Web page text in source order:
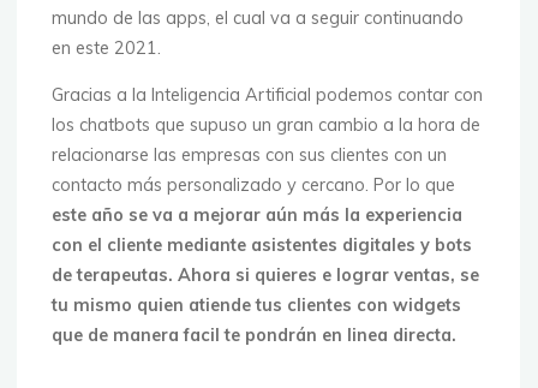
mundo de las apps, el cual va a seguir continuando
en este 2021.
Gracias a la Inteligencia Artificial podemos contar con
los chatbots que supuso un gran cambio a la hora de
relacionarse las empresas con sus clientes con un
contacto más personalizado y cercano. Por lo que
este año se va a mejorar aún más la experiencia
con el cliente mediante asistentes digitales y bots
de terapeutas. Ahora si quieres e lograr ventas, se
tu mismo quien atiende tus clientes con widgets
que de manera facil te pondrán en linea directa.